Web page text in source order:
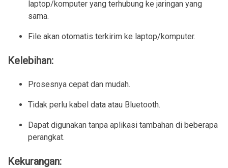
laptop/komputer yang terhubung ke jaringan yang
sama.
File akan otomatis terkirim ke laptop/komputer.
Kelebihan:
Prosesnya cepat dan mudah.
Tidak perlu kabel data atau Bluetooth.
Dapat digunakan tanpa aplikasi tambahan di beberapa
perangkat.
Kekurangan: